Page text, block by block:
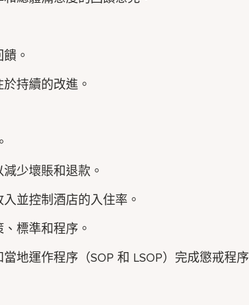
。
持續的改進。
少壞賬和退款。
並控制酒店的入住率。
標準和程序。
地運作程序（SOP 和 LSOP）完成懲戒程序